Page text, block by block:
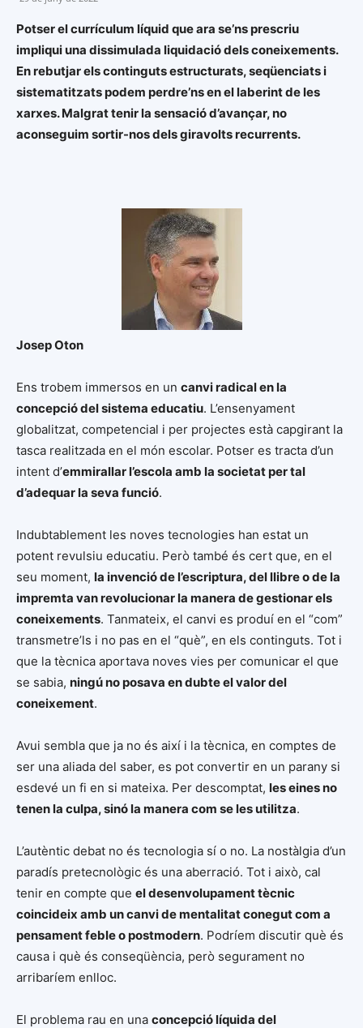
Potser el currículum líquid que ara se’ns prescriu
impliqui una dissimulada liquidació dels coneixements.
En rebutjar els continguts estructurats, seqüenciats i
sistematitzats podem perdre’ns en el laberint de les
xarxes. Malgrat tenir la sensació d’avançar, no
aconseguim sortir-nos dels giravolts recurrents.
Josep Oton
Ens trobem immersos en un canvi radical en la
concepció del sistema educatiu. L’ensenyament
globalitzat, competencial i per projectes està capgirant la
tasca realitzada en el món escolar. Potser es tracta d’un
intent d’emmirallar l’escola amb la societat per tal
d’adequar la seva funció.
Indubtablement les noves tecnologies han estat un
potent revulsiu educatiu. Però també és cert que, en el
seu moment, la invenció de l’escriptura, del llibre o de la
impremta van revolucionar la manera de gestionar els
coneixements. Tanmateix, el canvi es produí en el “com”
transmetre’ls i no pas en el “què”, en els continguts. Tot i
que la tècnica aportava noves vies per comunicar el que
se sabia, ningú no posava en dubte el valor del
coneixement.
Avui sembla que ja no és així i la tècnica, en comptes de
ser una aliada del saber, es pot convertir en un parany si
esdevé un fi en si mateixa. Per descomptat, les eines no
tenen la culpa, sinó la manera com se les utilitza.
L’autèntic debat no és tecnologia sí o no. La nostàlgia d’un
paradís pretecnològic és una aberració. Tot i això, cal
tenir en compte que el desenvolupament tècnic
coincideix amb un canvi de mentalitat conegut com a
pensament feble o postmodern. Podríem discutir què és
causa i què és conseqüència, però segurament no
arribaríem enlloc.
El problema rau en una concepció líquida del